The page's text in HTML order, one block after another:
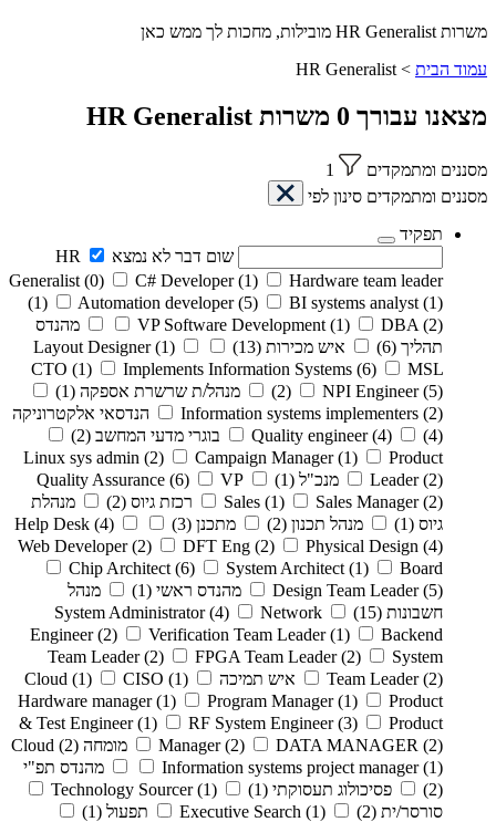
משרות HR Generalist מובילות, מחכות לך ממש כאן
עמוד הבית >
HR Generalist
מצאנו עבורך 0 משרות HR Generalist
מסננים ומתמקדים
1
מסננים ומתמקדים סינון לפי
תפקיד
שום דבר לא נמצא
HR
Generalist (0) C# Developer (1)
Hardware team leader
(1)
Automation developer (5) BI systems analyst (1)
VP Software Development (1) DBA (2)
מהנדס
תהליך (6) איש מכירות (13)
Layout Designer (1)
CTO (1) Implements Information Systems (6)
MSL
(2)
NPI Engineer (5) מנהל/ת שרשרת אספקה (1)
Information systems implementers (2)
הנדסאי אלקטרוניקה
(4)
Quality engineer (4) בוגרי מדעי המחשב (2)
Linux sys admin (2) Campaign Manager (1)
Product
Leader (2) מנכ"ל (1)
Quality Assurance (6)
VP
Sales (1) Sales Manager (2) רכזת גיוס (2)
מנהלת
גיוס (1) מנהל תכנון (2) מתכנן (3)
Help Desk (4)
Web Developer (2) DFT Eng (2) Physical Design (4)
Chip Architect (6) System Architect (1)
Board
Design Team Leader (5) מהנדס ראשי (1)
מנהל
חשבונות (15)
System Administrator (4)
Network
Engineer (2) Verification Team Leader (1)
Backend
Team Leader (2) FPGA Team Leader (2)
System
Team Leader (2) איש תמיכה Cloud (1) CISO (1)
Hardware manager (1) Program Manager (1)
Product
& Test Engineer (1) RF System Engineer (3)
Product
Manager (2) DATA MANAGER (2) מומחה Cloud (2)
Information systems project manager (1)
מהנדס תפ"י
(2)
פסיכולוג תעסוקתי (1)
Technology Sourcer (1)
סורסר/ית (2)
Executive Search (1) תפעול (1)